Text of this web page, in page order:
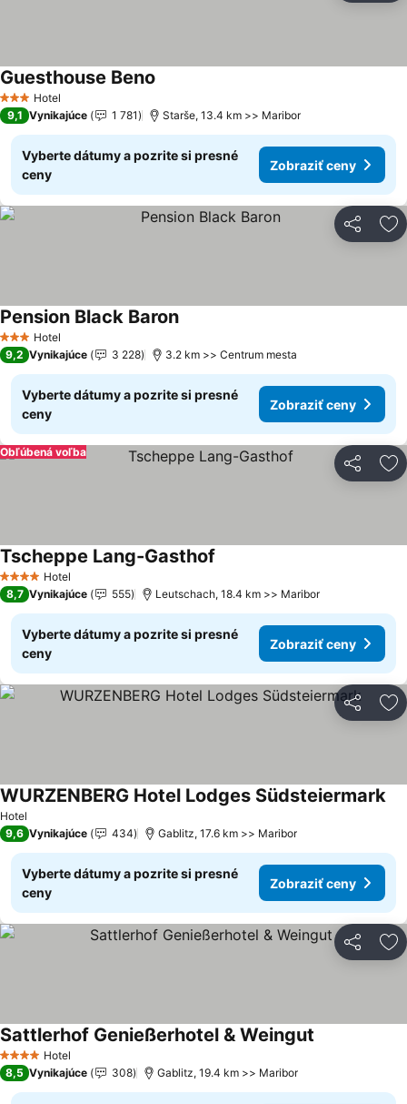
3 Počet hviezdičiek
Hotel
Guesthouse Beno
9,1 Vynikajúce 1 781 Starše, 13.4 km >> Maribor
Vyberte dátumy a pozrite si presné
ceny
Zobraziť ceny
Zdieľať
3 Počet hviezdičiek
Hotel
Pension Black BaronZobraziť ceny
9,2 Vynikajúce 3 228 3.2 km >> Centrum mesta
Vyberte dátumy a pozrite si presné
ceny
Zobraziť ceny
Zdieľať
Obľúbená voľba
4 Počet hviezdičiek
Hotel
Tscheppe Lang-Gasthof
8,7 Vynikajúce 555 Leutschach, 18.4 km >> Maribor
Vyberte dátumy a pozrite si presné
ceny
Zobraziť ceny
Zdieľať
Hotel
WURZENBERG Hotel Lodges Südsteiermark
9,6 Vynikajúce 434 Gablitz, 17.6 km >> Maribor
Vyberte dátumy a pozrite si presné
ceny
Zobraziť ceny
Zdieľať
4 Počet hviezdičiek
Hotel
Sattlerhof Genießerhotel & Weingut
8,5 Vynikajúce 308 Gablitz, 19.4 km >> Maribor